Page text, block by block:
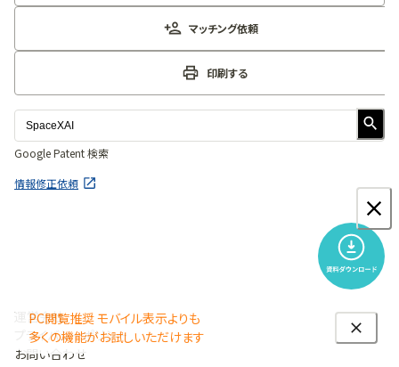
マッチング依頼
印刷する
Google Patent 検索
情報修正依頼
運営会社
プライバシーポリシー
お問い合わせ
PC閲覧推奨 モバイル表示よりも
多くの機能がお試しいただけます